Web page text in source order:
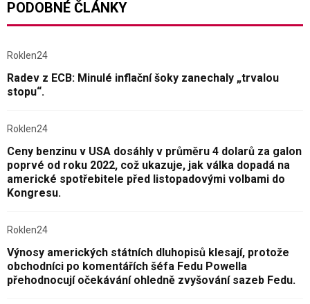
PODOBNÉ ČLÁNKY
Roklen24
Radev z ECB: Minulé inflační šoky zanechaly „trvalou
stopu“.
Roklen24
Ceny benzinu v USA dosáhly v průměru 4 dolarů za galon
poprvé od roku 2022, což ukazuje, jak válka dopadá na
americké spotřebitele před listopadovými volbami do
Kongresu.
Roklen24
Výnosy amerických státních dluhopisů klesají, protože
obchodníci po komentářích šéfa Fedu Powella
přehodnocují očekávání ohledně zvyšování sazeb Fedu.